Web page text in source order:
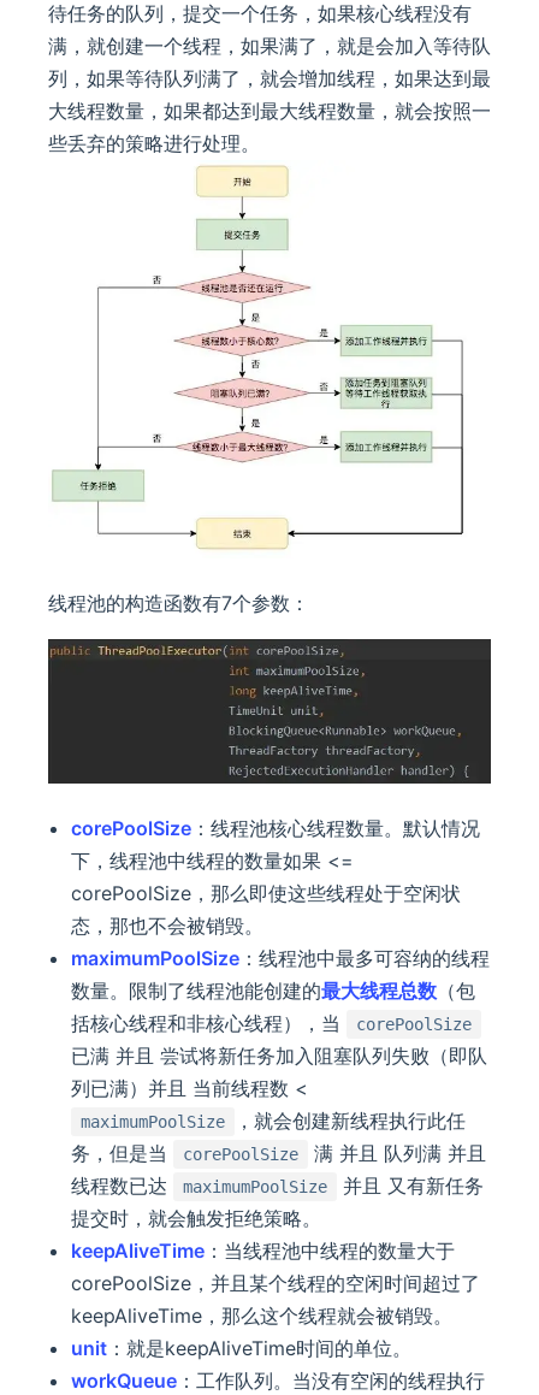
待任务的队列，提交一个任务，如果核心线程没有
满，就创建一个线程，如果满了，就是会加入等待队
列，如果等待队列满了，就会增加线程，如果达到最
大线程数量，如果都达到最大线程数量，就会按照一
些丢弃的策略进行处理。
线程池的构造函数有7个参数：
corePoolSize ：线程池核心线程数量。默认情况
下，线程池中线程的数量如果 <=
corePoolSize，那么即使这些线程处于空闲状
态，那也不会被销毁。
maximumPoolSize ：线程池中最多可容纳的线程
数量。限制了线程池能创建的最大线程总数 （包
括核心线程和非核心线程），当
corePoolSize
已满 并且 尝试将新任务加入阻塞队列失败（即队
列已满）并且 当前线程数 <
maximumPoolSize
，就会创建新线程执行此任
务，但是当
corePoolSize
满 并且 队列满 并且
线程数已达
maximumPoolSize
并且 又有新任务
提交时，就会触发拒绝策略。
keepAliveTime ：当线程池中线程的数量大于
corePoolSize，并且某个线程的空闲时间超过了
keepAliveTime，那么这个线程就会被销毁。
unit ：就是keepAliveTime时间的单位。
workQueue ：工作队列。当没有空闲的线程执行